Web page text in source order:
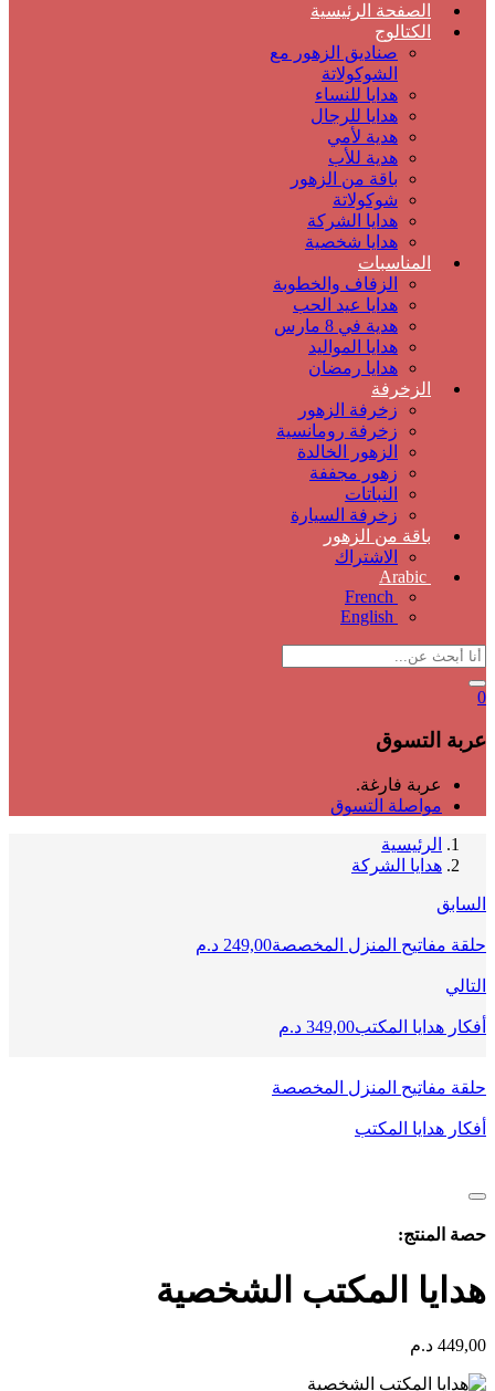
الصفحة الرئيسية
الكتالوج
صناديق الزهور مع
الشوكولاتة
هدايا للنساء
هدايا للرجال
هدية لأمي
هدية للأب
باقة من الزهور
شوكولاتة
هدايا الشركة
هدايا شخصية
المناسبات
الزفاف والخطوبة
هدايا عيد الحب
هدية في 8 مارس
هدايا المواليد
هدايا رمضان
الزخرفة
زخرفة الزهور
زخرفة رومانسية
الزهور الخالدة
زهور مجففة
النباتات
زخرفة السيارة
باقة من الزهور
الاشتراك
Arabic
French
English
0
عربة التسوق
عربة فارغة.
مواصلة التسوق
الرئيسية
هدايا الشركة
السابق
حلقة مفاتيح المنزل المخصصة249,00 د.م
التالي
أفكار هدايا المكتب349,00 د.م
حلقة مفاتيح المنزل المخصصة
أفكار هدايا المكتب
حصة المنتج:
هدايا المكتب الشخصية
449,00 د.م